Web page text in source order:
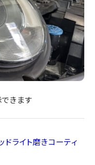
きます
ドライト磨きコーティ